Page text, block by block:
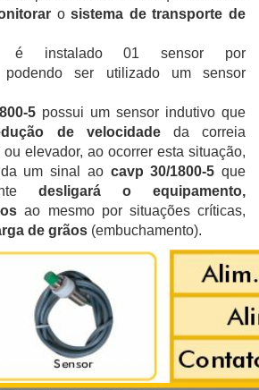
osistema de transporte de
é instalado 01 sensor por
podendo ser utilizado um sensor
5 possui um sensor indutivo que
de velocidade da correia
ou elevador, ao ocorrer esta situação,
um sinal ao cavp 30/1800-5 que
desligará o equipamento,
ao mesmo por situações críticas,
de grãos (embuchamento).